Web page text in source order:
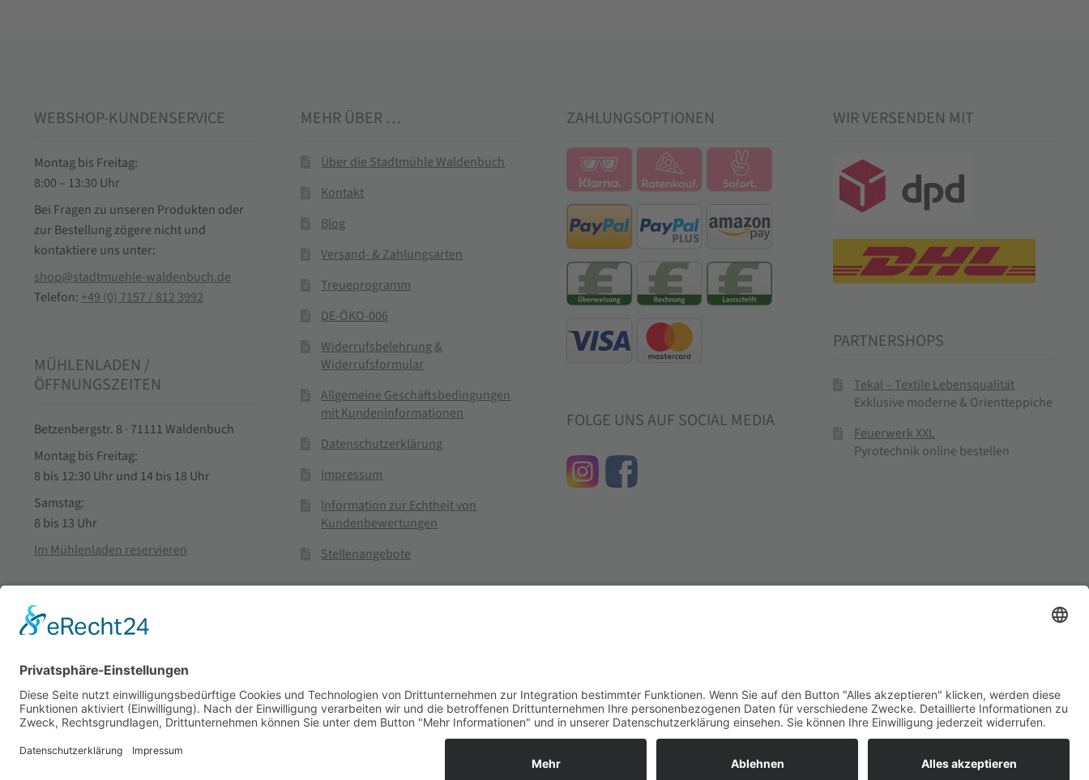
WEBSHOP-KUNDENSERVICE
Montag bis Freitag:
8:00 – 13:30 Uhr
Bei Fragen zu unseren Produkten oder
zur Bestellung zögere nicht und
kontaktiere uns unter:
shop@stadtmuehle-waldenbuch.de
Telefon: +49 (0) 7157 / 812 3992
MÜHLENLADEN /
ÖFFNUNGSZEITEN
Betzenbergstr. 8 · 71111 Waldenbuch
Montag bis Freitag:
8 bis 12:30 Uhr und 14 bis 18 Uhr
Samstag:
8 bis 13 Uhr
Im Mühlenladen reservieren
MEHR ÜBER …
Über die Stadtmühle Waldenbuch
Kontakt
Blog
Versand- & Zahlungsarten
Treueprogramm
DE-ÖKO-006
Widerrufsbelehrung &
Widerrufsformular
Allgemeine Geschäftsbedingungen
mit Kundeninformationen
Datenschutzerklärung
Impressum
Information zur Echtheit von
Kundenbewertungen
Stellenangebote
ZAHLUNGSOPTIONEN
FOLGE UNS AUF SOCIAL MEDIA
WIR VERSENDEN MIT
PARTNERSHOPS
Tekal – Textile Lebensqualität
Exklusive moderne & Orientteppiche
Feuerwerk XXL
Pyrotechnik online bestellen
© Stadtmühle Waldenbuch 2026– Dein zuverlässiger Partner im Landhandel für hochwertige Futtermittel, Saatgut, Zuchtmittel und Mühlenprodukte ·Cookie-Einstellungen
Alle Preise inkl. der gesetzlichen MwSt. Die durchgestrichenen Preise entsprechen dem bisherigen Preis in diesem Online-Shop.